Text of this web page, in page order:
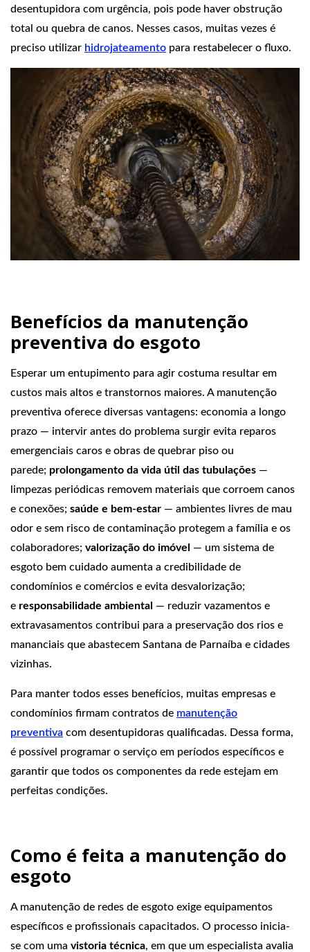
desentupidora com urgência, pois pode haver obstrução
total ou quebra de canos. Nesses casos, muitas vezes é
preciso utilizar hidrojateamento para restabelecer o fluxo.
Benefícios da manutenção
preventiva do esgoto
Esperar um entupimento para agir costuma resultar em
custos mais altos e transtornos maiores. A manutenção
preventiva oferece diversas vantagens: economia a longo
prazo — intervir antes do problema surgir evita reparos
emergenciais caros e obras de quebrar piso ou
parede; prolongamento da vida útil das tubulações —
limpezas periódicas removem materiais que corroem canos
e conexões; saúde e bem‑estar — ambientes livres de mau
odor e sem risco de contaminação protegem a família e os
colaboradores; valorização do imóvel
— um sistema de
esgoto bem cuidado aumenta a credibilidade de
condomínios e comércios e evita desvalorização;
e responsabilidade ambiental — reduzir vazamentos e
extravasamentos contribui para a preservação dos rios e
mananciais que abastecem Santana de Parnaíba e cidades
vizinhas.
Para manter todos esses benefícios, muitas empresas e
condomínios firmam contratos de manutenção
preventiva com desentupidoras qualificadas. Dessa forma,
é possível programar o serviço em períodos específicos e
garantir que todos os componentes da rede estejam em
perfeitas condições.
Como é feita a manutenção do
esgoto
A manutenção de redes de esgoto exige equipamentos
específicos e profissionais capacitados. O processo inicia-
se com uma vistoria técnica, em que um especialista avalia